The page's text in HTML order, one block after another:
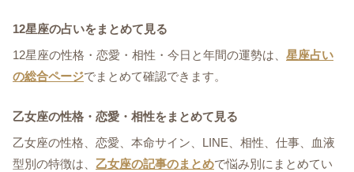
12星座の占いをまとめて見る
12星座の性格・恋愛・相性・今日と年間の運勢は、 星座占い
の総合ページでまとめて確認できます。
乙女座の性格・恋愛・相性をまとめて見る
乙女座の性格、恋愛、本命サイン、LINE、相性、仕事、血液
型別の特徴は、 乙女座の記事のまとめで悩み別にまとめてい